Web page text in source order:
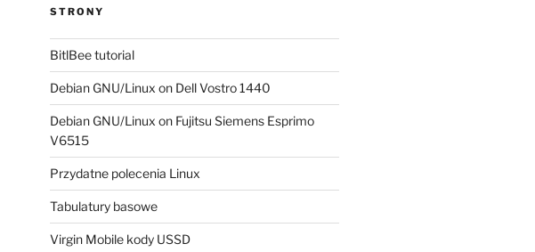
STRONY
BitlBee tutorial
Debian GNU/Linux on Dell Vostro 1440
Debian GNU/Linux on Fujitsu Siemens Esprimo
V6515
Przydatne polecenia Linux
Tabulatury basowe
Virgin Mobile kody USSD